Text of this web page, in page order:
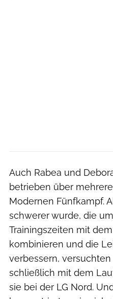
Auch Rabea und
betrieben über
Modernen Fünfkampf.
schwerer wurde, die
Trainingszeiten mit
kombinieren und die
verbessern,
schließlich mit dem
sie bei der LG Nord.